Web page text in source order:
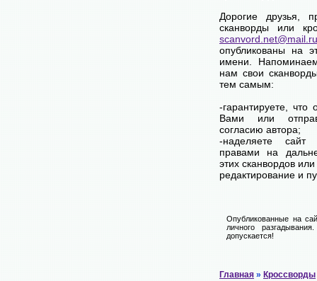
Дорогие друзья,
сканворды или
scanvord.net@mail.ru
опубликованы на
имени.
нам свои
тем самым:
-гарантируете, что
Вами или
согласию автора;
-наделяете
правами на
этих сканвордов
редактирование и
Опубликованные на
личного
допускается!
Главная » Кроссворды